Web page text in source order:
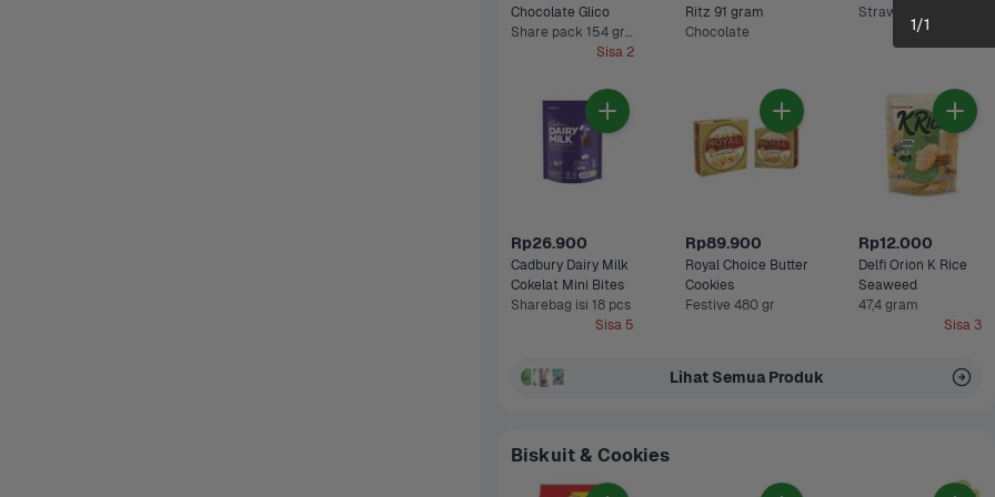
Share pack 154 gram
Sisa 2
Ritz 91 gram
Chocolate
Strawberry
Rp26.900
Cadbury Dairy Milk
Cokelat Mini Bites
Sharebag isi 18 pcs
Sisa 5
Rp89.900
Royal Choice Butter
Cookies
Festive 480 gr
Rp12.000
Delfi Orion K Rice
47,4 gram
Sisa 3
Lihat Semua Produk
Biskuit & Cookies
1/1